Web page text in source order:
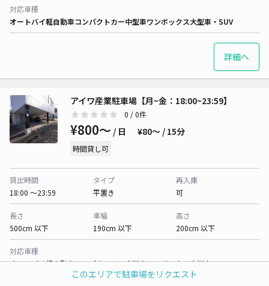
このエリアで駐車場をリクエスト
対応車種
オートバイ軽自動車コンパクトカー中型車ワンボックス大型車・SUV
詳細へ
アイワ産業駐車場【月~金：18:00~23:59】
0 / 0件
¥800〜 / 日 ¥80〜 / 15分
時間貸し可
貸出時間
18:00 〜23:59
タイプ
平置き
再入庫
可
長さ
500cm 以下
車幅
190cm 以下
高さ
200cm 以下
対応車種
オートバイ軽自動車コンパクトカー中型車ワンボックス大型車・SUV